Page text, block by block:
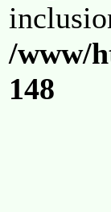
/www/
148